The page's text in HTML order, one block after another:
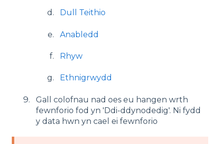
Dull Teithio
Anabledd
Rhyw
Ethnigrwydd
Gall colofnau nad oes eu hangen wrth
fewnforio fod yn 'Ddi-ddynodedig'. Ni fydd
y data hwn yn cael ei fewnforio